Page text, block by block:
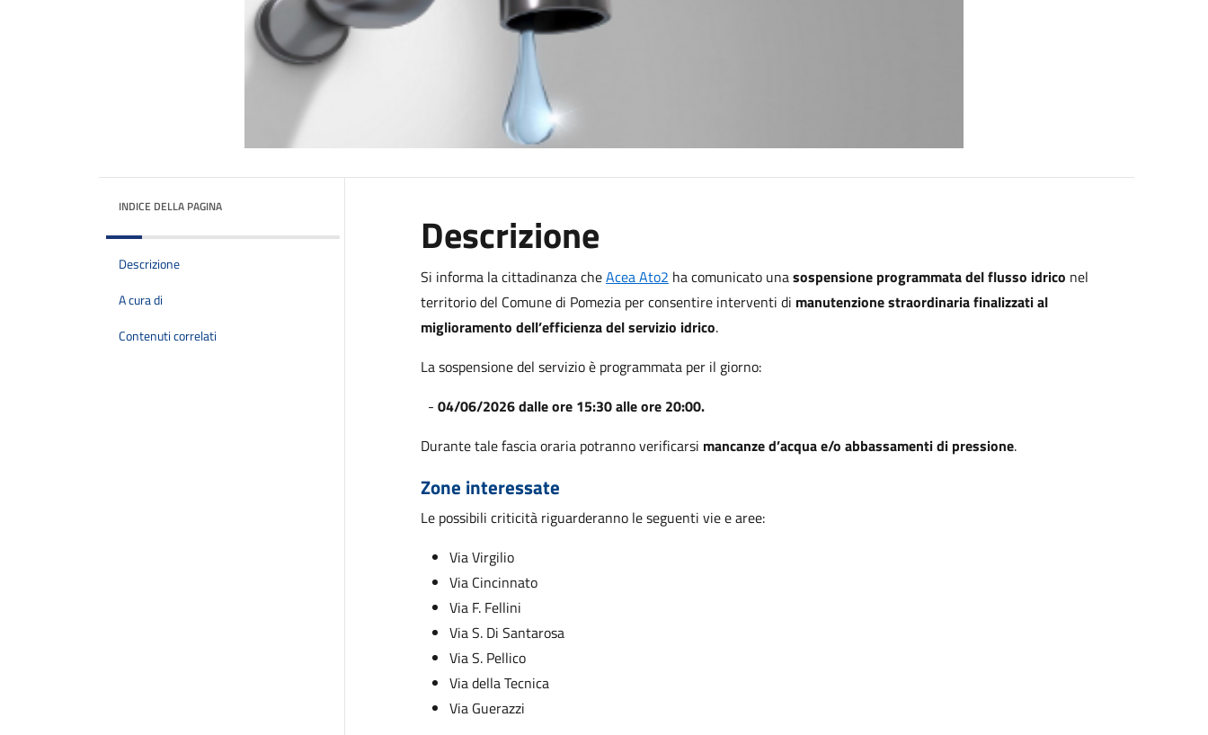
INDICE DELLA PAGINA
Descrizione
A cura di
Contenuti correlati
Descrizione
Si informa la cittadinanza cheAcea Ato2 ha comunicato unasospensione programmata del flusso idrico nel
territorio del Comune di Pomeziaper consentire interventi di manutenzione straordinaria finalizzati al
miglioramento dell’efficienza del servizio idrico.
La sospensione del servizio è programmata per il giorno:
- 04/06/2026 dalle ore 15:30 alle ore 20:00.
Durante tale fascia oraria potranno verificarsi mancanze d’acqua e/o abbassamenti di pressione.
Zone interessate
Le possibili criticità riguarderanno le seguenti vie e aree:
Via Virgilio
Via Cincinnato
Via F. Fellini
Via S. Di Santarosa
Via S. Pellico
Via della Tecnica
Via Guerazzi